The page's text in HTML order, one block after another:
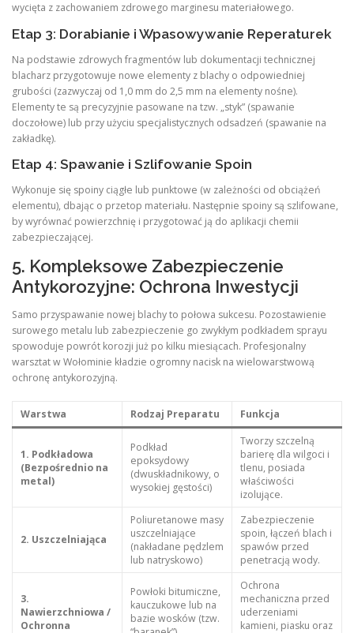
wycięta z zachowaniem zdrowego marginesu materiałowego.
Etap 3: Dorabianie i Wpasowywanie Reperaturek
Na podstawie zdrowych fragmentów lub dokumentacji technicznej
blacharz przygotowuje nowe elementy z blachy o odpowiedniej
grubości (zazwyczaj od 1,0 mm do 2,5 mm na elementy nośne).
Elementy te są precyzyjnie pasowane na tzw. „styk” (spawanie
doczołowe) lub przy użyciu specjalistycznych odsadzeń (spawanie na
zakładkę).
Etap 4: Spawanie i Szlifowanie Spoin
Wykonuje się spoiny ciągłe lub punktowe (w zależności od obciążeń
elementu), dbając o przetop materiału. Następnie spoiny są szlifowane,
by wyrównać powierzchnię i przygotować ją do aplikacji chemii
zabezpieczającej.
5. Kompleksowe Zabezpieczenie
Antykorozyjne: Ochrona Inwestycji
Samo przyspawanie nowej blachy to połowa sukcesu. Pozostawienie
surowego metalu lub zabezpieczenie go zwykłym podkładem sprayu
spowoduje powrót korozji już po kilku miesiącach. Profesjonalny
warsztat w Wołominie kładzie ogromny nacisk na wielowarstwową
ochronę antykorozyjną.
Warstwa Rodzaj Preparatu Funkcja
1. Podkładowa
(Bezpośrednio na
metal)
Podkład
epoksydowy
(dwuskładnikowy, o
wysokiej gęstości)
Tworzy szczelną
barierę dla wilgoci i
tlenu, posiada
właściwości
izolujące.
2. Uszczelniająca
Poliuretanowe masy
uszczelniające
(nakładane pędzlem
lub natryskowo)
Zabezpieczenie
spoin, łączeń blach i
spawów przed
penetracją wody.
3.
Nawierzchniowa /
Ochronna
Powłoki bitumiczne,
kauczukowe lub na
bazie wosków (tzw.
Ochrona
mechaniczna przed
uderzeniami
kamieni, piasku oraz